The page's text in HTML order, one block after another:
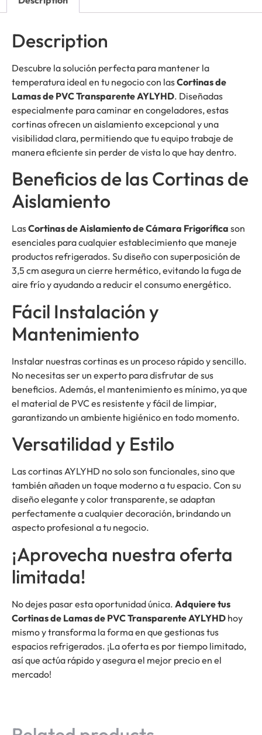
Description
Descubre la solución perfecta para mantener la
temperatura ideal en tu negocio con lasCortinas de
Lamas de PVC Transparente AYLYHD. Diseñadas
especialmente para caminar en congeladores, estas
cortinas ofrecen un aislamiento excepcional y una
visibilidad clara, permitiendo que tu equipo trabaje de
manera eficiente sin perder de vista lo que hay dentro.
Beneficios de las Cortinas de
Aislamiento
LasCortinas de Aislamiento de Cámara Frigorífica son
esenciales para cualquier establecimiento que maneje
productos refrigerados. Su diseño con superposición de
3,5 cm asegura un cierre hermético, evitando la fuga de
aire frío y ayudando a reducir el consumo energético.
Fácil Instalación y
Mantenimiento
Instalar nuestras cortinas es un proceso rápido y sencillo.
No necesitas ser un experto para disfrutar de sus
beneficios. Además, el mantenimiento es mínimo, ya que
el material de PVC es resistente y fácil de limpiar,
garantizando un ambiente higiénico en todo momento.
Versatilidad y Estilo
Las cortinas AYLYHD no solo son funcionales, sino que
también añaden un toque moderno a tu espacio. Con su
diseño elegante y color transparente, se adaptan
perfectamente a cualquier decoración, brindando un
aspecto profesional a tu negocio.
¡Aprovecha nuestra oferta
limitada!
No dejes pasar esta oportunidad única. Adquiere tus
Cortinas de Lamas de PVC Transparente AYLYHD hoy
mismo y transforma la forma en que gestionas tus
espacios refrigerados. ¡La oferta es por tiempo limitado,
así que actúa rápido y asegura el mejor precio en el
mercado!